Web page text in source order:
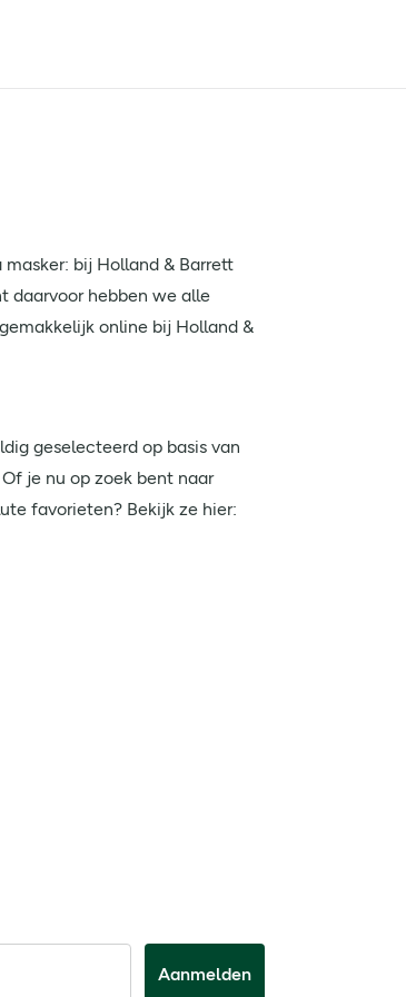
bij Holland & Barrett
daarvoor hebben we alle
online bij Holland &
geselecteerd op basis van
je nu op zoek bent naar
favorieten? Bekijk ze hier:
Aanmelden